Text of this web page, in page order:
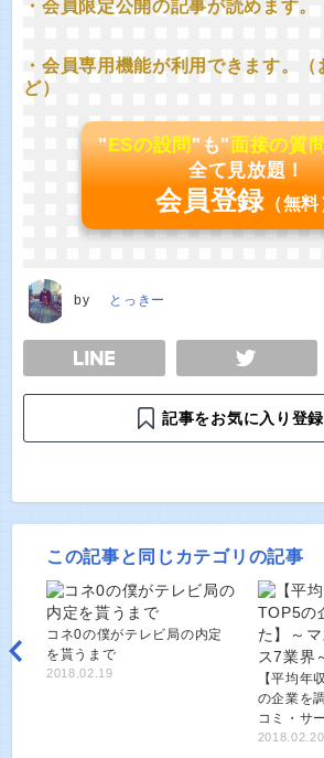
・会員限定公開の記事が読めます。
・会員専用機能が利用できます。
ど）
"ESの設問"も"面接の質
全て見放題！
会員登録 （無料
by とっきー
TWEET
記事をお気に入り登
この記事と同じカテゴリの記事
コネ0の僕がテレビ局の内定
を貰うまで
2018.02.19
【平均年
の企業を
コミ・サ
2018.02.20